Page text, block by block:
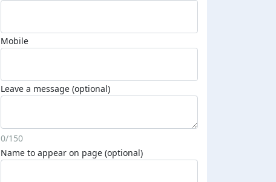
Mobile
Leave a message (optional)
0/150
Name to appear on page (optional)